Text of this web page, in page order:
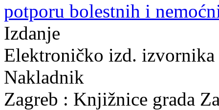
potporu bolestnih i
Izdanje
Elektroničko izd. izvornika
Nakladnik
Zagreb : Knjižnice grada